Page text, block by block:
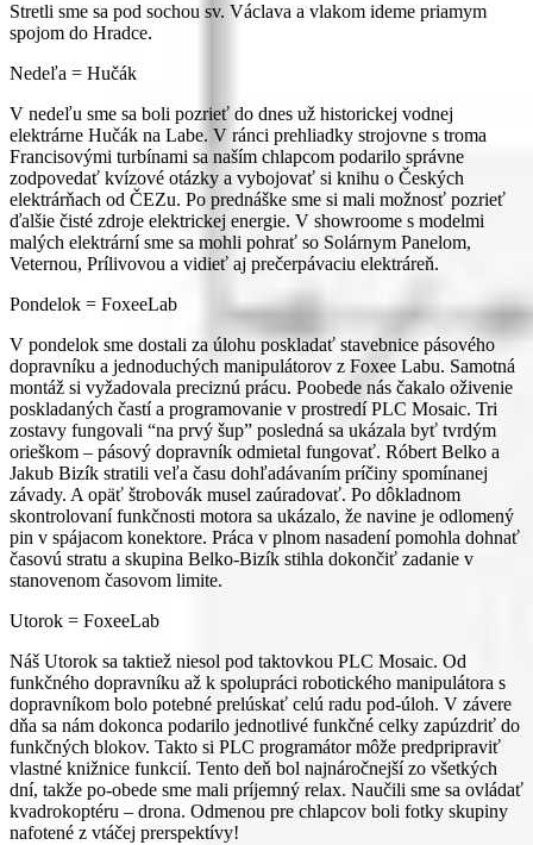
Stretli sme sa pod sochou sv. Václava a vlakom ideme priamym
spojom do Hradce.
Nedeľa = Hučák
V nedeľu sme sa boli pozrieť do dnes už historickej vodnej
elektrárne Hučák na Labe. V ránci prehliadky strojovne s troma
Francisovými turbínami sa naším chlapcom podarilo správne
zodpovedať kvízové otázky a vybojovať si knihu o Českých
elektrárňach od ČEZu. Po prednáške sme si mali možnosť pozrieť
ďalšie čisté zdroje elektrickej energie. V showroome s modelmi
malých elektrární sme sa mohli pohrať so Solárnym Panelom,
Veternou, Prílivovou a vidieť aj prečerpávaciu elektráreň.
Pondelok = FoxeeLab
V pondelok sme dostali za úlohu poskladať stavebnice pásového
dopravníku a jednoduchých manipulátorov z Foxee Labu. Samotná
montáž si vyžadovala preciznú prácu. Poobede nás čakalo oživenie
poskladaných častí a programovanie v prostredí PLC Mosaic. Tri
zostavy fungovali “na prvý šup” posledná sa ukázala byť tvrdým
orieškom – pásový dopravník odmietal fungovať. Róbert Belko a
Jakub Bizík stratili veľa času dohľadávaním príčiny spomínanej
závady. A opäť štrobovák musel zaúradovať. Po dôkladnom
skontrolovaní funkčnosti motora sa ukázalo, že navine je odlomený
pin v spájacom konektore. Práca v plnom nasadení pomohla dohnať
časovú stratu a skupina Belko-Bizík stihla dokončiť zadanie v
stanovenom časovom limite.
Utorok = FoxeeLab
Náš Utorok sa taktiež niesol pod taktovkou PLC Mosaic. Od
funkčného dopravníku až k spolupráci robotického manipulátora s
dopravníkom bolo potebné prelúskať celú radu pod-úloh. V závere
dňa sa nám dokonca podarilo jednotlivé funkčné celky zapúzdriť do
funkčných blokov. Takto si PLC programátor môže predpripraviť
vlastné knižnice funkcií. Tento deň bol najnáročnejší zo všetkých
dní, takže po-obede sme mali príjemný relax. Naučili sme sa ovládať
kvadrokoptéru – drona. Odmenou pre chlapcov boli fotky skupiny
nafotené z vtáčej prerspektívy!